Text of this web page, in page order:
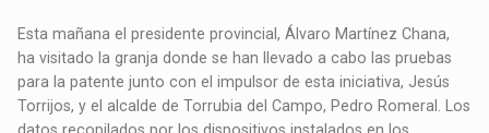
Esta mañana el presidente provincial, Álvaro Martínez Chana,
ha visitado la granja donde se han llevado a cabo las pruebas
para la patente junto con el impulsor de esta iniciativa, Jesús
Torrijos, y el alcalde de Torrubia del Campo, Pedro Romeral. Los